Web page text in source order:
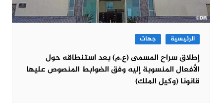
الرئيسية جهات
إطلاق سراح المسمى (ع.م) بعد استنطاقه حول
الأفعال المنسوبة إليه وفق الضوابط المنصوص عليها
قانونا (وكيل الملك)